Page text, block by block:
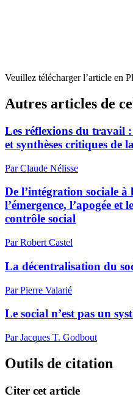
Veuillez télécharger l’article en
Autres articles de
Les réflexions du travail :
et synthèses critiques de
Par Claude Nélisse
De l’intégration sociale à
l’émergence, l’apogée
contrôle social
Par Robert Castel
La décentralisation du
Par Pierre Valarié
Le social n’est pas un
Par Jacques T. Godbout
Outils de citation
Citer cet article